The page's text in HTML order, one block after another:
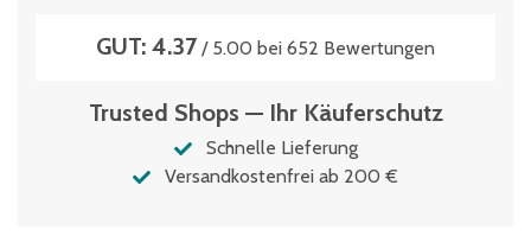
GUT: 4.37 / 5.00 bei 652 Bewertungen
Trusted Shops — Ihr Käuferschutz
Schnelle Lieferung
Versandkostenfrei ab 200 €